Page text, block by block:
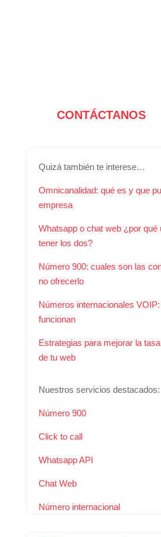
CONTÁCTANOS
Quizá también te interese…
Omnicanalidad: qué es y que
empresa
Whatsapp o chat web ¿por qué
tener los dos?
Número 900: cuales son las
no ofrecerlo
Números internacionales
funcionan
Estrategias para mejorar la
de tu web
Nuestros servicios destacados:
Número 900
Click to call
Whatsapp API
Chat Web
Número internacional